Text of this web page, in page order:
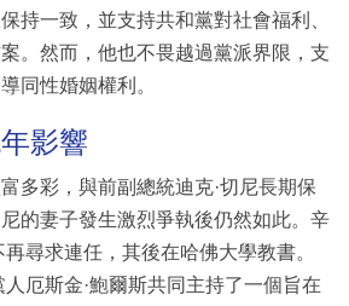
持一致，並支持共和黨對社會福利、
。然而，他也不畏越過黨派界限，支
同性婚姻權利。
影響
多彩，與前副總統迪克·切尼長期保
的妻子發生激烈爭執後仍然如此。辛
尋求連任，其後在哈佛大學教書。
厄斯金·鮑爾斯共同主持了一個旨在